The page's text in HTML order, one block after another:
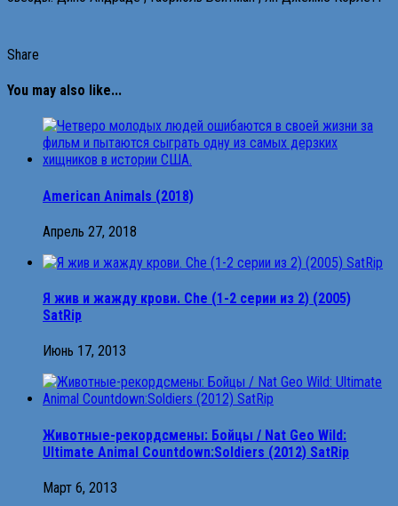
Share
You may also like...
American Animals (2018)
Апрель 27, 2018
Я жив и жажду крови. Che (1-2 серии из 2) (2005)
SatRip
Июнь 17, 2013
Животные-рекордсмены: Бойцы / Nat Geo Wild:
Ultimate Animal Countdown:Soldiers (2012) SatRip
Март 6, 2013